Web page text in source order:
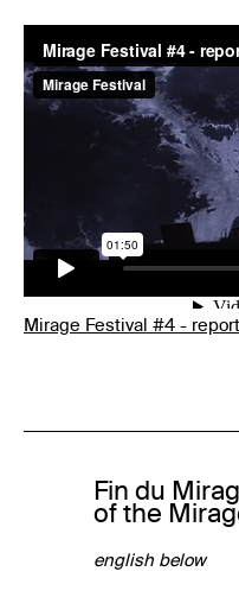
Mirage Festival #4 - report
Fin du
of the
english below